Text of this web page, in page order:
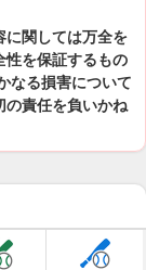
に関しては万全を
性を保証するもの
なる損害について
の責任を負いかね